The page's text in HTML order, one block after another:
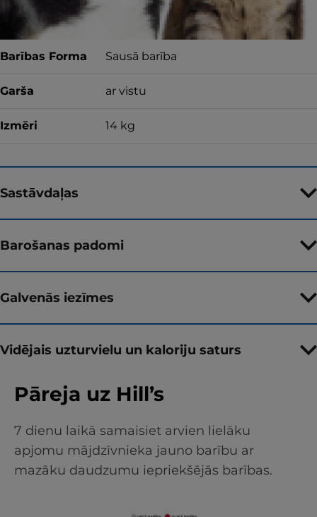
Barības Forma Sausā barība
Garša ar vistu
Izmēri 14 kg
Sastāvdaļas
Barošanas padomi
Galvenās iezīmes
Vidējais uzturvielu un kaloriju saturs
Pāreja uz Hill’s
7 dienu laikā samaisiet arvien lielāku
apjomu mājdzīvnieka jauno barību ar
mazāku daudzumu iepriekšējās barības.